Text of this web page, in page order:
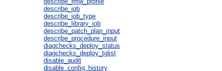
describe_job
describe_job_type
describe_library_job
describe_patch_plan_input
describe_procedure_input
diagchecks_deploy_status
diagchecks_deploy_tglist
disable_audit
disable_config_history